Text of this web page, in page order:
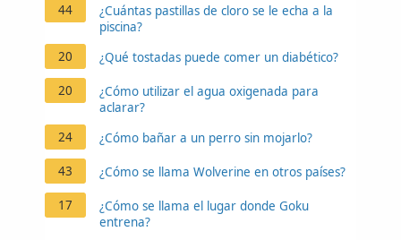
44
¿Cuántas pastillas de cloro se le echa a la
piscina?
20
¿Qué tostadas puede comer un diabético?
20
¿Cómo utilizar el agua oxigenada para
aclarar?
24
¿Cómo bañar a un perro sin mojarlo?
43 ¿Cómo se llama Wolverine en otros países?
17
¿Cómo se llama el lugar donde Goku
entrena?